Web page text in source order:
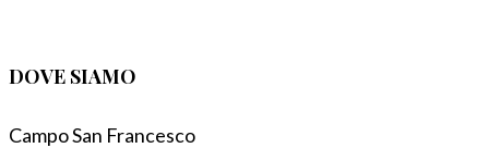
DOVE SIAMO
Campo San Francesco